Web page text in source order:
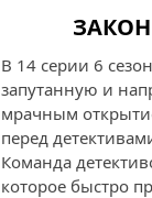
В 14 серии 6
запутанную и
мрачным
перед
Команда
которое быстро